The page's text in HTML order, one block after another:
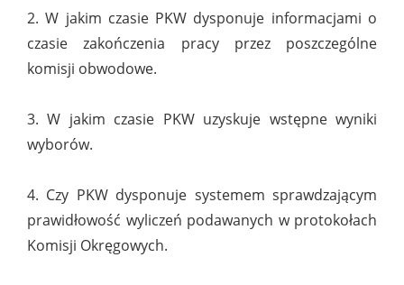
2. W jakim czasie PKW dysponuje informacjami o
czasie zakończenia pracy przez poszczególne
komisji obwodowe.
3. W jakim czasie PKW uzyskuje wstępne wyniki
wyborów.
4. Czy PKW dysponuje systemem sprawdzającym
prawidłowość wyliczeń podawanych w protokołach
Komisji Okręgowych.